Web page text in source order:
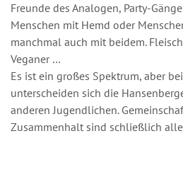
Freunde des Analogen, Party-
Menschen mit Hemd oder
manchmal auch mit beidem.
Veganer …
Es ist ein großes Spektrum, aber
unterscheiden sich die
anderen Jugendlichen.
Zusammenhalt sind schließlich